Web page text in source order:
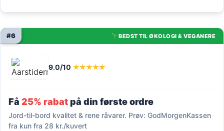
BEDST TIL ØKOLOGI & VEGANERE
#6
9.0/10 ★★★★★
Få 25% rabatpå din første ordre
Jord-til-bord kvalitet & rene råvarer. Prøv: GodMorgenKassen
fra kun fra 28 kr./kuvert